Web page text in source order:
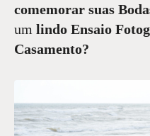
comemorar suas
um lindo Ensaio
Casamento?